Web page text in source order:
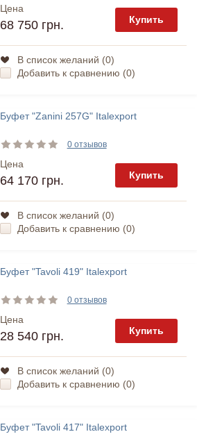
Цена
68 750 грн. Купить
В список желаний (0)
Добавить к сравнению (0)
Буфет "Zanini 257G" Italexport
0 отзывов
Цена
64 170 грн. Купить
В список желаний (0)
Добавить к сравнению (0)
Буфет "Tavoli 419" Italexport
0 отзывов
Цена
28 540 грн. Купить
В список желаний (0)
Добавить к сравнению (0)
Буфет "Tavoli 417" Italexport